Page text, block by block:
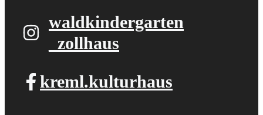
waldkindergarten​
_zollhaus
kreml.kulturhaus